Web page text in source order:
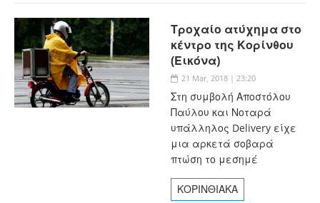
Τροχαίο ατύχημα στο
κέντρο της Κορίνθου
(Εικόνα)
21 Mar, 2018 | 23:20
Στη συμβολή Αποστόλου
Παύλου και Νοταρά
υπάλληλος Delivery είχε
μια αρκετά σοβαρά
πτώση το μεσημέ
ΚΟΡΙΝΘΙΑΚΑ